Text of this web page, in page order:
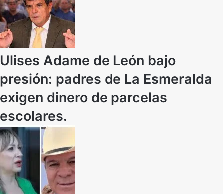
Ulises Adame de León bajo
presión: padres de La Esmeralda
exigen dinero de parcelas
escolares.